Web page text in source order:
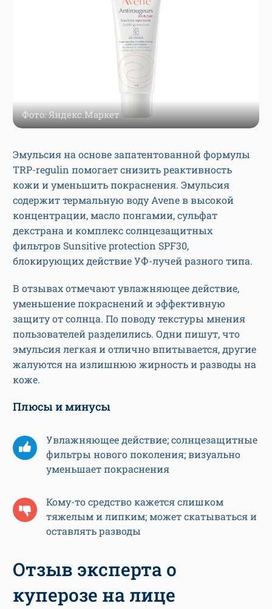
Фото: Яндекс.Маркет
Эмульсия на основе запатентованной формулы
TRP-regulin помогает снизить реактивность
кожи и уменьшить покраснения. Эмульсия
содержит термальную воду Avene в высокой
концентрации, масло понгамии, сульфат
декстрана и комплекс солнцезащитных
фильтров Sunsitive protection SPF30,
блокирующих действие УФ-лучей разного типа.
В отзывах отмечают увлажняющее действие,
уменьшение покраснений и эффективную
защиту от солнца. По поводу текстуры мнения
пользователей разделились. Одни пишут, что
эмульсия легкая и отлично впитывается, другие
жалуются на излишнюю жирность и разводы на
коже.
Плюсы и минусы
Увлажняющее действие; солнцезащитные
фильтры нового поколения; визуально
уменьшает покраснения
Кому-то средство кажется слишком
тяжелым и липким; может скатываться и
оставлять разводы
Отзыв эксперта о
куперозе на лице